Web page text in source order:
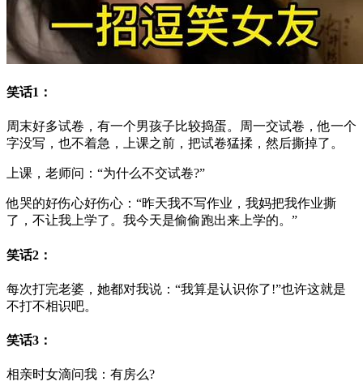
笑话1：
周末好多试卷，有一个男孩子比较捣蛋。周一交试卷，他一个
字没写，也不着急，上课之前，把试卷猛揉，然后撕掉了。
上课，老师问：“为什么不交试卷?”
他哭的好伤心好伤心：“昨天我不写作业，我妈把我作业撕
了，不让我上学了。我今天是偷偷跑出来上学的。”
笑话2：
每次打完老婆，她都对我说：“我算是认识你了!”也许这就是
不打不相识吧。
笑话3：
相亲时女滴问我：有房么?